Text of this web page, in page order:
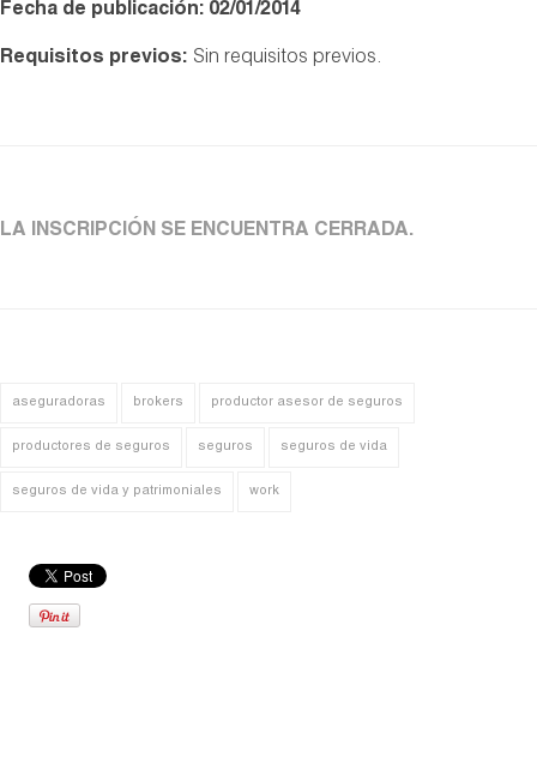
Fecha de publicación: 02/01/2014
Requisitos previos: Sin requisitos previos.
LA INSCRIPCIÓN SE ENCUENTRA CERRADA.
aseguradoras brokers productor asesor de seguros
productores de seguros seguros seguros de vida
seguros de vida y patrimoniales work